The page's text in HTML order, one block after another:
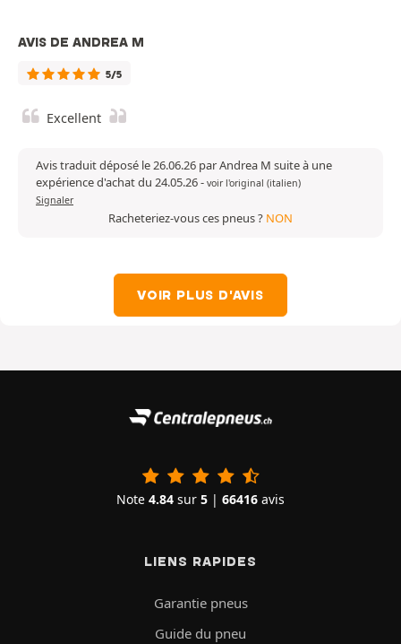
AVIS DE ANDREA M
5/5
Excellent
Avis traduit déposé le 26.06.26 par Andrea M suite à une
expérience d'achat du 24.05.26- voir l'original (italien)
Signaler
Racheteriez-vous ces pneus ? NON
VOIR PLUS D'AVIS
Note 4.84 sur 5 | 66416 avis
LIENS RAPIDES
Garantie pneus
Guide du pneu